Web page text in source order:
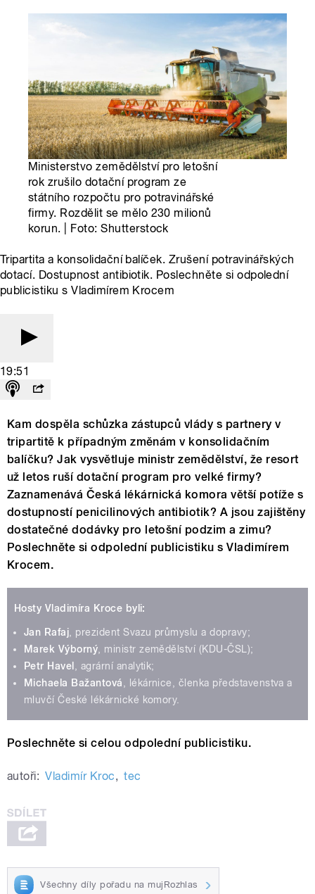
Ministerstvo zemědělství pro letošní
rok zrušilo dotační program ze
státního rozpočtu pro potravinářské
firmy. Rozdělit se mělo 230 milionů
korun. | Foto: Shutterstock
Tripartita a konsolidační balíček. Zrušení potravinářských
dotací. Dostupnost antibiotik. Poslechněte si odpolední
publicistiku s Vladimírem Krocem
19:51
Kam dospěla schůzka zástupců vlády s partnery v
tripartitě k případným změnám v konsolidačním
balíčku? Jak vysvětluje ministr zemědělství, že resort
už letos ruší dotační program pro velké firmy?
Zaznamenává Česká lékárnická komora větší potíže s
dostupností penicilinových antibiotik? A jsou zajištěny
dostatečné dodávky pro letošní podzim a zimu?
Poslechněte si odpolední publicistiku s Vladimírem
Krocem.
Hosty Vladimíra Kroce byli:
Jan Rafaj, prezident Svazu průmyslu a dopravy;
Marek Výborný, ministr zemědělství (KDU-ČSL);
Petr Havel , agrární analytik;
Michaela Bažantová, lékárnice, členka představenstva a
mluvčí České lékárnické komory.
Poslechněte si celou odpolední publicistiku.
autoři: Vladimír Kroc, tec
Všechny díly pořadu na mujRozhlas